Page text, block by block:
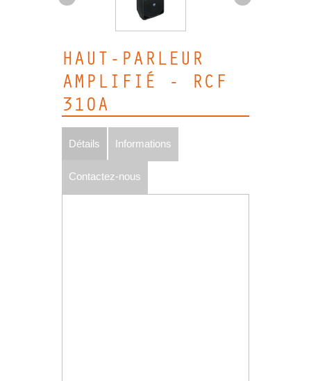
HAUT-PARLEUR
AMPLIFIÉ - RCF
310A
Détails Informations
Contactez-nous